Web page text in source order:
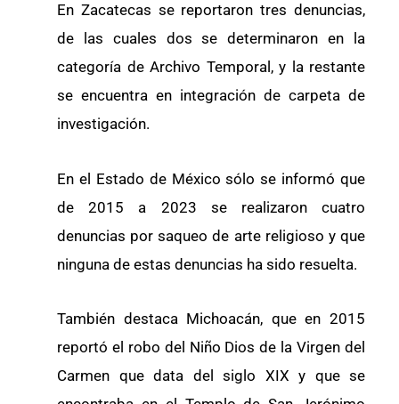
En Zacatecas se reportaron tres denuncias,
de las cuales dos se determinaron en la
categoría de Archivo Temporal, y la restante
se encuentra en integración de carpeta de
investigación.
En el Estado de México sólo se informó que
de 2015 a 2023 se realizaron cuatro
denuncias por saqueo de arte religioso y que
ninguna de estas denuncias ha sido resuelta.
También destaca Michoacán, que en 2015
reportó el robo del Niño Dios de la Virgen del
Carmen que data del siglo XIX y que se